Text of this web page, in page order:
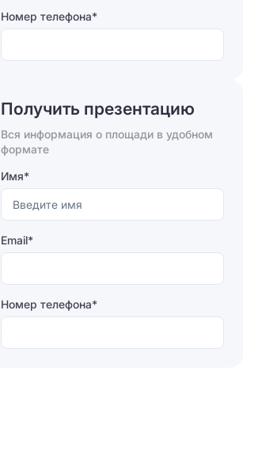
Номер телефона*
Отправляя форму, вы соглашаетесь на
Отправить
Получить презентацию
Вся информация о площади в удобном
формате
Имя*
Email*
Номер телефона*